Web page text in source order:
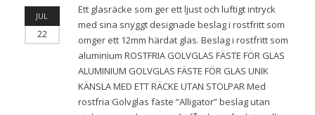
JUL
22
Ett glasräcke som ger ett ljust och luftigt intryck
med sina snyggt designade beslag i rostfritt som
omger ett 12mm härdat glas. Beslag i rostfritt som
aluminium ROSTFRIA GOLVGLAS FÄSTE FÖR GLAS
ALUMINIUM GOLVGLAS FÄSTE FÖR GLAS UNIK
KÄNSLA MED ETT RÄCKE UTAN STOLPAR Med
rostfria Golvglas fäste “Alligator” beslag utan